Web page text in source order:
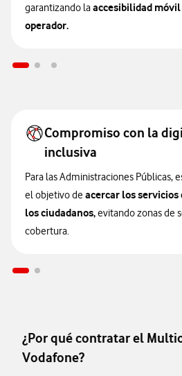
garantizando laaccesibilidad
operador.
Compromiso con la
inclusiva
Para las Administraciones Públicas,
el objetivo deacercar los
los ciudadanos,evitando zonas de
cobertura.
¿Por qué contratar el
Vodafone?